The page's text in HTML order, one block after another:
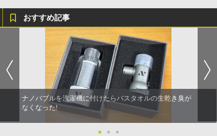
おすすめ記事
ナノバブルを洗濯機に付けたらバスタオルの生乾き臭が
なくなった!
● ● ●